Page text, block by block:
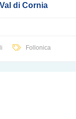
di Cornia
Follonica